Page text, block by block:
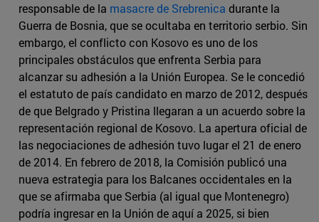
responsable de la masacre de Srebrenica durante la
Guerra de Bosnia, que se ocultaba en territorio serbio. Sin
embargo, el conflicto con Kosovo es uno de los
principales obstáculos que enfrenta Serbia para
alcanzar su adhesión a la Unión Europea. Se le concedió
el estatuto de país candidato en marzo de 2012, después
de que Belgrado y Pristina llegaran a un acuerdo sobre la
representación regional de Kosovo. La apertura oficial de
las negociaciones de adhesión tuvo lugar el 21 de enero
de 2014. En febrero de 2018, la Comisión publicó una
nueva estrategia para los Balcanes occidentales en la
que se afirmaba que Serbia (al igual que Montenegro)
podría ingresar en la Unión de aquí a 2025, si bien